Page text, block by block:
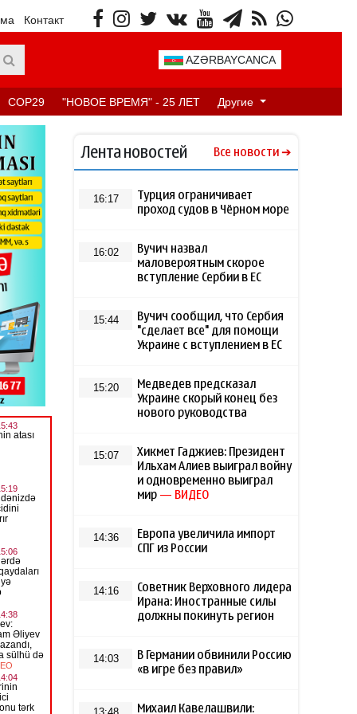
Контакт
AZƏRBAYCANCA
COP29 "НОВОЕ ВРЕМЯ" - 25 ЛЕТ Другие
Лента новостей Все новости
16:17
Турция ограничивает
проход судов в Чёрном море
16:02
Вучич назвал
маловероятным скорое
вступление Сербии в ЕС
15:44
Вучич сообщил, что Сербия
"сделает все" для помощи
Украине с вступлением в ЕС
15:20
Медведев предсказал
Украине скорый конец без
нового руководства
15:07
Хикмет Гаджиев: Президент
Ильхам Алиев выиграл войну
и одновременно выиграл
мир — ВИДЕО
14:36
Европа увеличила импорт
СПГ из России
14:16
Советник Верховного лидера
Ирана: Иностранные силы
должны покинуть регион
14:03
В Германии обвинили Россию
«в игре без правил»
Михаил Кавелашвили: